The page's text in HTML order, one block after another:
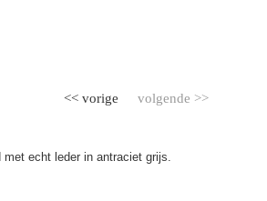
volgende >>
<< vorige
echt leder in antraciet grijs.